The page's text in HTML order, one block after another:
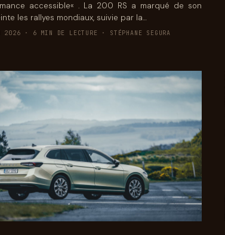
accessible« . La 200 RS a marqué de son
les rallyes mondiaux, suivie par la…
2026 · 6 MIN DE LECTURE · STÉPHANE SEGURA